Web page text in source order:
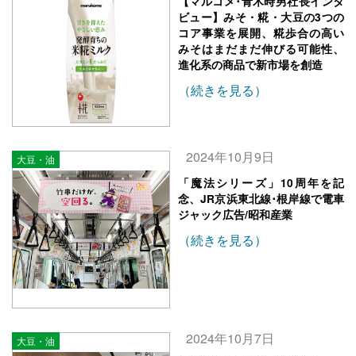
ビュー】みそ・糀・大豆の3つの
コア事業を展開、糀歩合の高い
みそはまだまだ伸びる可能性、
進化系の商品で新市場を創造
（続きを見る）
大豆・油 2024年10月9日
「魔法シリーズ」10周年を記
念、JR京浜東北線･根岸線で電車
ジャック広告/昭和産業
（続きを見る）
大豆・油 2024年10月7日